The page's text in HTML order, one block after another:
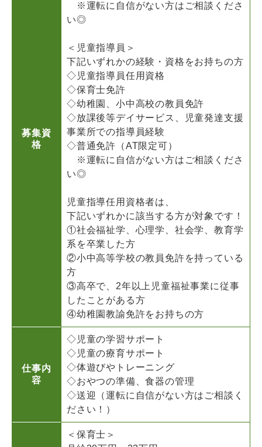
募集資
格
※運転に自信がない方はご相談くださ
い◎
＜児童指導員＞
下記いずれかの経験・資格をお持ちの方
◇児童指導員任用資格
◇保育士免許
◇幼稚園、小中高校の教員免許
◇放課後等デイサービス、児童発達支援
事業所での指導員経験
◇普通免許（AT限定可）
※運転に自信がない方はご相談くださ
い◎
児童指導任用資格者は、
下記いずれかに該当する方が対象です！
①社会福祉学、心理学、社会学、教育学
系を卒業した方
②小中高等学校の教員免許を持っている
方
③高卒で、2年以上児童福祉事業に従事
したことがある方
④幼稚園教諭免許をお持ちの方
仕事内
容
◇児童の学習サポート
◇児童の療育サポート
◇体遊びやトレーニング
◇おやつの準備、食器の管理
◇送迎（運転に自信がない方はご相談く
ださい！）
＜保育士＞